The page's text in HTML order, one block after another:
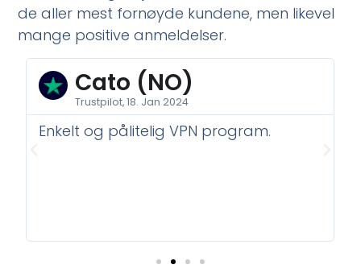
de aller mest fornøyde kundene, men likevel
mange positive anmeldelser.
Cato (NO)
Trustpilot, 18. Jan 2024
Enkelt og pålitelig VPN program.